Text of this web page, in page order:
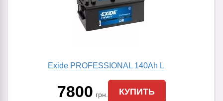
Exide PROFESSIONAL 140Ah L
7800 грн. КУПИТЬ